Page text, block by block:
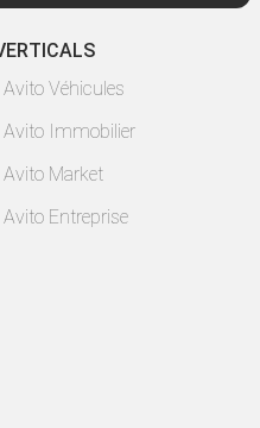
Avito Véhicules
Avito Immobilier
Avito Market
Avito Entreprise